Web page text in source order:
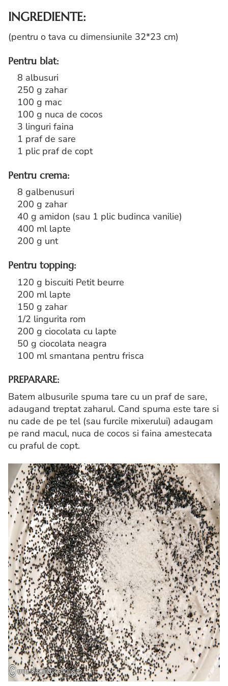
INGREDIENTE:
(pentru o tava cu dimensiunile 32*23 cm)
Pentru blat:
8 albusuri
250 g zahar
100 g mac
100 g nuca de cocos
3 linguri faina
1 praf de sare
1 plic praf de copt
Pentru crema:
8 galbenusuri
200 g zahar
40 g amidon (sau 1 plic budinca vanilie)
400 ml lapte
200 g unt
Pentru topping:
120 g biscuiti Petit beurre
200 ml lapte
150 g zahar
1/2 lingurita rom
200 g ciocolata cu lapte
50 g ciocolata neagra
100 ml smantana pentru frisca
PREPARARE:
Batem albusurile spuma tare cu un praf de sare,
adaugand treptat zaharul. Cand spuma este tare si
nu cade de pe tel (sau furcile mixerului) adaugam
pe rand macul, nuca de cocos si faina amestecata
cu praful de copt.